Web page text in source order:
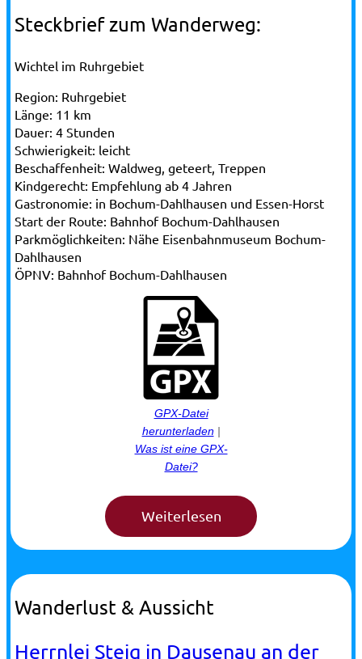
Steckbrief zum Wanderweg:
Wichtel im Ruhrgebiet
Region: Ruhrgebiet
Länge: 11 km
Dauer: 4 Stunden
Schwierigkeit: leicht
Beschaffenheit: Waldweg, geteert, Treppen
Kindgerecht: Empfehlung ab 4 Jahren
Gastronomie: in Bochum-Dahlhausen und Essen-Horst
Start der Route: Bahnhof Bochum-Dahlhausen
Parkmöglichkeiten: Nähe Eisenbahnmuseum Bochum-
Dahlhausen
ÖPNV: Bahnhof Bochum-Dahlhausen
GPX-Datei
herunterladen|
Was ist eine GPX-
Datei?
Wanderlust & Aussicht
Herrnlei Steig in Dausenau an der